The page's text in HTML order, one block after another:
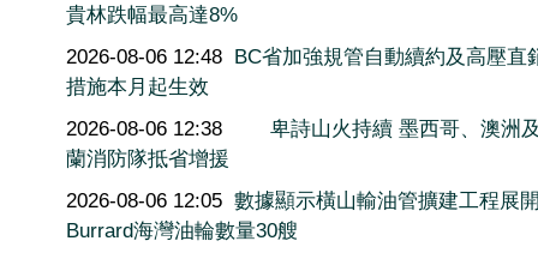
貴林跌幅最高達8%
2026-08-06 12:48 BC省加強規管自動續約及高壓直
措施本月起生效
2026-08-06 12:38
卑詩山火持續 墨西哥、澳洲
蘭消防隊抵省增援
2026-08-06 12:05 數據顯示橫山輸油管擴建工程展
Burrard海灣油輪數量30艘